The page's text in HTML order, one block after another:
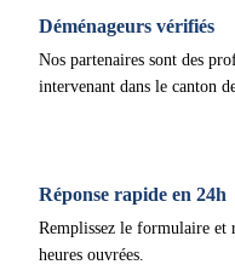
Déménageurs vérifiés
Nos partenaires sont des
intervenant dans le canton
Réponse rapide en 24h
Remplissez le formulaire et
heures ouvrées.